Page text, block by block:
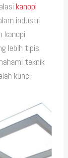
kanopi
industri
kanopi
lebih tipis,
teknik
kunci